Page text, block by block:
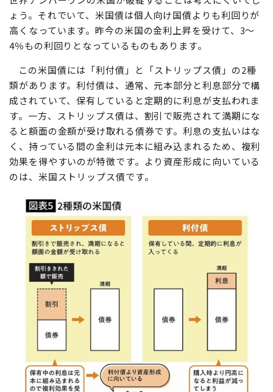
ょう。それでいて、米国債は個人向け国債よりも利回りが
高くなっています。昨今の米国の金利上昇を受けて、3〜
4％もの利回りとなっているものもあります。
この米国債には「利付債」と「ストリップス債」の2種
類があります。利付債は、通常、元本部分と利息部分で構
成されていて、保有していると定期的に利息が支払われま
す。一方、ストリップス債は、割引で販売されて満期にな
ると額面の金額が受け取れる債券です。利息の支払いはな
く、持っている間の金利は元本に組み込まれるため、複利
効果を得やすいのが特徴です。より資産形成に向いている
のは、米国ストリップス債です。